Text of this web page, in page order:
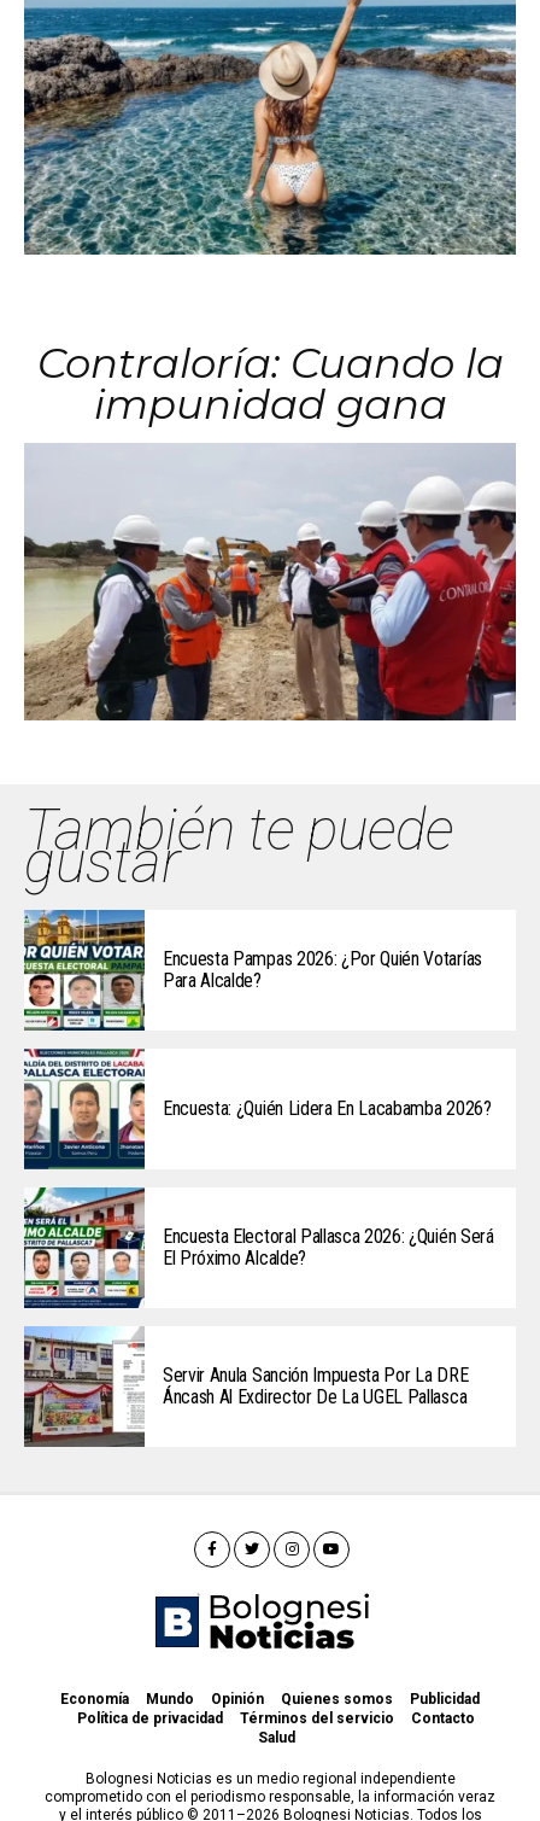
Contraloría: Cuando la
impunidad gana
También te puede
gustar
Encuesta Pampas 2026: ¿Por Quién Votarías
Para Alcalde?
Encuesta: ¿Quién Lidera En Lacabamba 2026?
Encuesta Electoral Pallasca 2026: ¿Quién Será
El Próximo Alcalde?
Servir Anula Sanción Impuesta Por La DRE
Áncash Al Exdirector De La UGEL Pallasca
Economía Mundo Opinión Quienes somos
Publicidad
Política de privacidad
Términos del servicio
Contacto
Salud
Bolognesi Noticias es un medio regional independiente
comprometido con el periodismo responsable, la información veraz
y el interés público © 2011–2026 Bolognesi Noticias. Todos los